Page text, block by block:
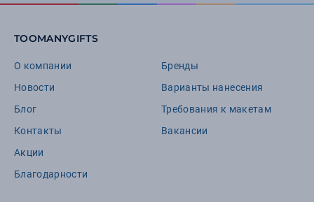
TOOMANYGIFTS
О компании
Новости
Блог
Контакты
Акции
Благодарности
Бренды
Варианты нанесения
Требования к макетам
Вакансии